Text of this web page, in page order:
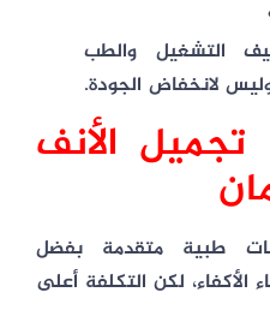
التشغيل والطب
لانخفاض الجودة.
الأنف
طبية متقدمة بفضل
لكن التكلفة أعلى